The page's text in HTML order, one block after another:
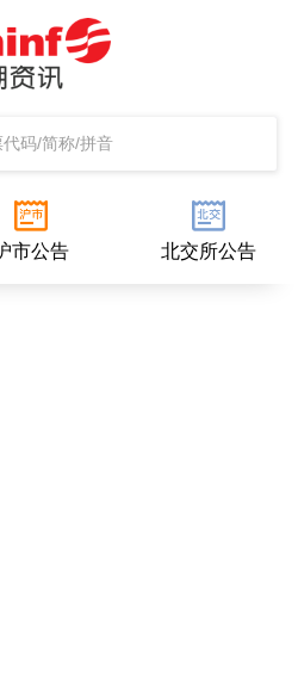
代码/简称/拼音
市公告 北交所公告